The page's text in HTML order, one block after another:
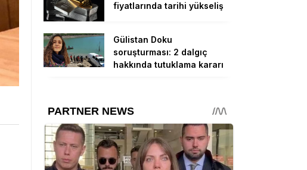
fiyatlarında tarihi yükseliş
Gülistan Doku
soruşturması: 2 dalgıç
hakkında tutuklama kararı